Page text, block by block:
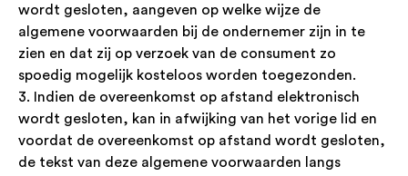
wordt gesloten, aangeven op welke wijze de
algemene voorwaarden bij de ondernemer zijn in te
zien en dat zij op verzoek van de consument zo
spoedig mogelijk kosteloos worden toegezonden.
3. Indien de overeenkomst op afstand elektronisch
wordt gesloten, kan in afwijking van het vorige lid en
voordat de overeenkomst op afstand wordt gesloten,
de tekst van deze algemene voorwaarden langs